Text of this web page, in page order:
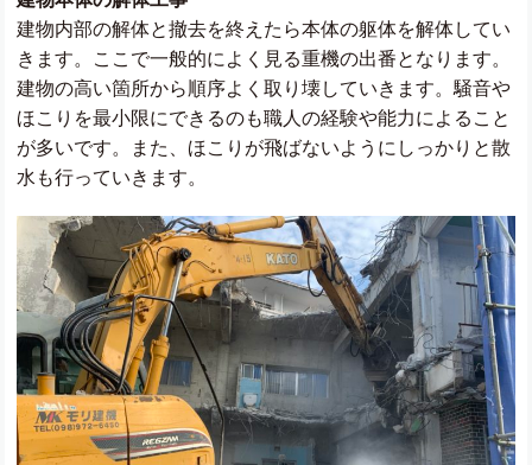
建物内部の解体と撤去を終えたら本体の躯体を解体してい
きます。ここで一般的によく見る重機の出番となります。
建物の高い箇所から順序よく取り壊していきます。騒音や
ほこりを最小限にできるのも職人の経験や能力によること
が多いです。また、ほこりが飛ばないようにしっかりと散
水も行っていきます。